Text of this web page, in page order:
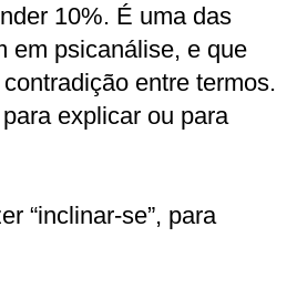
10%. É uma das
em psicanálise, e que
entre termos.
explicar ou para
“inclinar-se”, para